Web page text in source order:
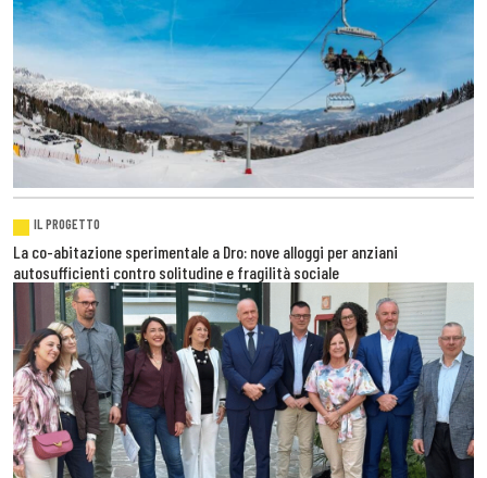
IL PROGETTO
La co-abitazione sperimentale a Dro: nove alloggi per anziani
autosufficienti contro solitudine e fragilità sociale